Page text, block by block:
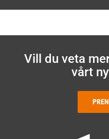
Vill du veta
vårt